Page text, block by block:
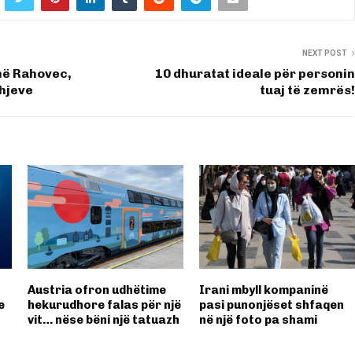
Rahovec,
NEXT POST
10 dhuratat ideale për personin
tuaj të zemrës!
Austria ofron udhëtime
hekurudhore falas për një
vit… nëse bëni një tatuazh
Irani mbyll kompaninë
pasi punonjëset shfaqen
në një foto pa shami